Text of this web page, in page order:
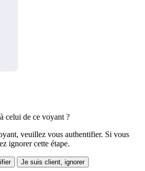
celui de ce voyant ?
veuillez vous authentifier. Si vous
ignorer cette étape.
Je suis client, ignorer